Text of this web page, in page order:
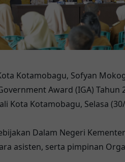
Kotamobagu, Sofyan
Award (IGA) Tahun
Kota Kotamobagu, Selasa
Dalam Negeri
asisten, serta pimpinan